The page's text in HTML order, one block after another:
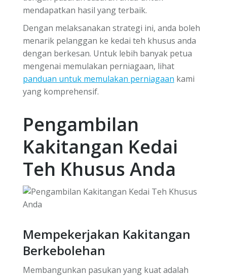
mendapatkan hasil yang terbaik.
Dengan melaksanakan strategi ini, anda boleh
menarik pelanggan ke kedai teh khusus anda
dengan berkesan. Untuk lebih banyak petua
mengenai memulakan perniagaan, lihat
panduan untuk memulakan perniagaan kami
yang komprehensif.
Pengambilan
Kakitangan Kedai
Teh Khusus Anda
Mempekerjakan Kakitangan
Berkebolehan
Membangunkan pasukan yang kuat adalah